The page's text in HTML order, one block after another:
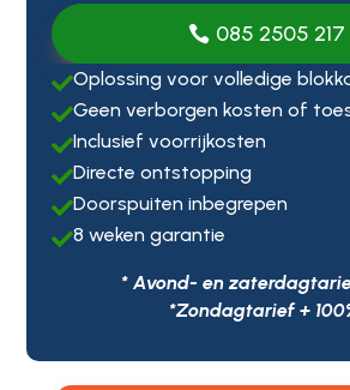
085 2505 217
Oplossing voor volledige
Geen verborgen kosten of
Inclusief voorrijkosten
Directe ontstopping
Doorspuiten inbegrepen
8 weken garantie
* Avond- en
*Zondagtarief +